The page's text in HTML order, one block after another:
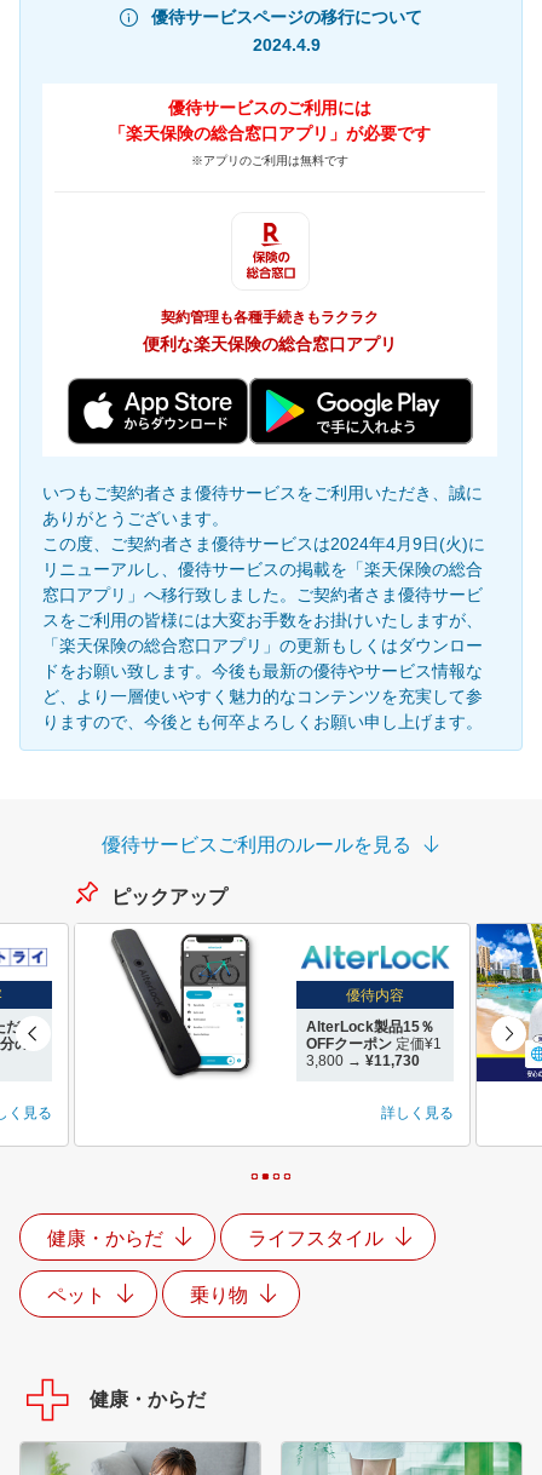
優待サービスページの移行について
2024.4.9
優待サービスのご利用には
「楽天保険の総合窓口アプリ」が必要です
※アプリのご利用は無料です
契約管理も各種手続きもラクラク
便利な楽天保険の総合窓口アプリ
いつもご契約者さま優待サービスをご利用いただき、誠に
ありがとうございます。
この度、ご契約者さま優待サービスは2024年4月9日(火)に
リニューアルし、優待サービスの掲載を「楽天保険の総合
窓口アプリ」へ移行致しました。ご契約者さま優待サービ
スをご利用の皆様には大変お手数をお掛けいたしますが、
「楽天保険の総合窓口アプリ」の更新もしくはダウンロー
ドをお願い致します。今後も最新の優待やサービス情報な
ど、より一層使いやすく魅力的なコンテンツを充実して参
りますので、今後とも何卒よろしくお願い申し上げます。
優待サービスご利用のルールを見る
ピックアップ
だい
の
く見る
優待内容
AlterLock製品15％
OFFクーポン定価¥1
3,800 → ¥11,730
詳しく見る
● ● ● ●
健康・からだ ライフスタイル
ペット 乗り物
健康・からだ